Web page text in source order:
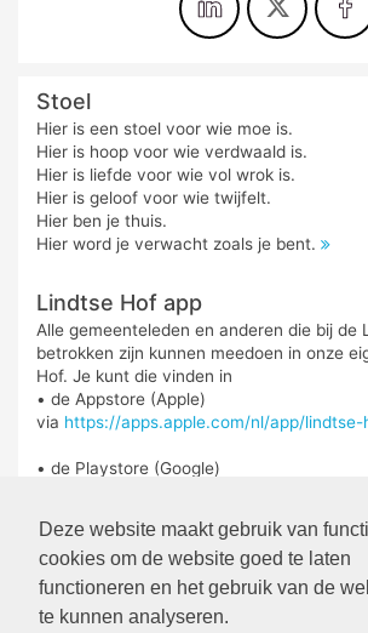
Deze website maakt gebruik van
cookies om de website goed te laten
functioneren en het gebruik van de
te kunnen analyseren.
Stoel
Hier is een stoel voor wie moe is.
Hier is hoop voor wie verdwaald is.
Hier is liefde voor wie vol wrok is.
Hier is geloof voor wie twijfelt.
Hier ben je thuis.
Hier word je verwacht zoals je bent.
Lindtse Hof app
Alle gemeenteleden en anderen die bij de
betrokken zijn kunnen meedoen in onze
Hof. Je kunt die vinden in
• de Appstore (Apple)
via https://apps.apple.com/nl/app/lindtse-
• de Playstore (Google)
De app is geschikt voor telefoon, maar
tablet.
Via de Lindtse Hof app kan bovendien
de digitale collecte.